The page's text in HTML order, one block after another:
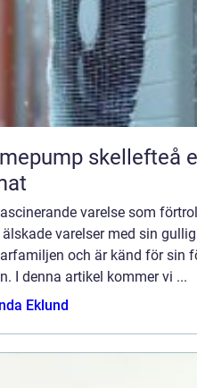
skellefteå energisnål värme för kallt
varelse som
varelser med sin
och är känd för sin
I denna artikel kommer vi ...
Eklund